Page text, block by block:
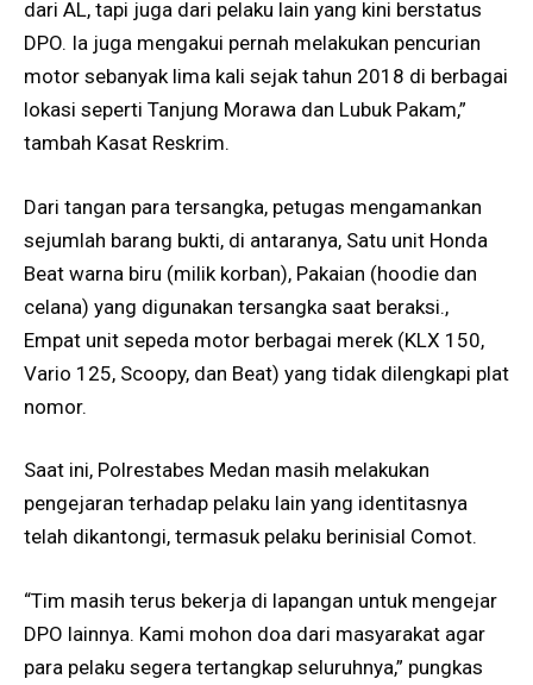
dari AL, tapi juga dari pelaku lain yang kini berstatus
DPO. Ia juga mengakui pernah melakukan pencurian
motor sebanyak lima kali sejak tahun 2018 di berbagai
lokasi seperti Tanjung Morawa dan Lubuk Pakam,”
tambah Kasat Reskrim.
Dari tangan para tersangka, petugas mengamankan
sejumlah barang bukti, di antaranya, Satu unit Honda
Beat warna biru (milik korban), Pakaian (hoodie dan
celana) yang digunakan tersangka saat beraksi.,
Empat unit sepeda motor berbagai merek (KLX 150,
Vario 125, Scoopy, dan Beat) yang tidak dilengkapi plat
nomor.
Saat ini, Polrestabes Medan masih melakukan
pengejaran terhadap pelaku lain yang identitasnya
telah dikantongi, termasuk pelaku berinisial Comot.
“Tim masih terus bekerja di lapangan untuk mengejar
DPO lainnya. Kami mohon doa dari masyarakat agar
para pelaku segera tertangkap seluruhnya,” pungkas